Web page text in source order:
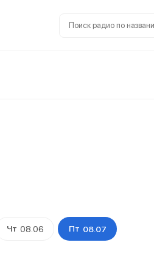
Чт 08.06 Пт 08.07